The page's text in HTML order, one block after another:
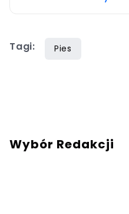
Tagi: Pies
Wybór Redakcji